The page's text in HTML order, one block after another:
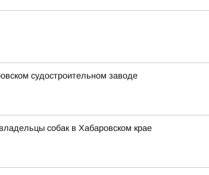
судостроительном заводе
собак в Хабаровском крае